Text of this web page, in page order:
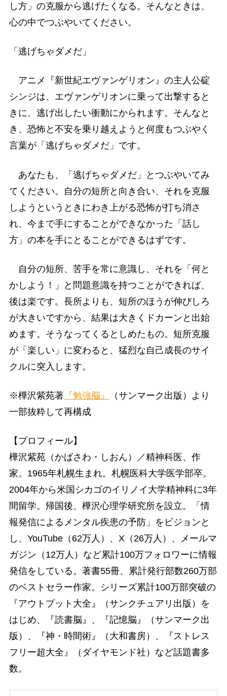
し方」の克服から逃げたくなる。そんなときは、
心の中でつぶやいてください。
「逃げちゃダメだ」
アニメ『新世紀エヴァンゲリオン』の主人公碇
シンジは、エヴァンゲリオンに乗って出撃すると
きに、逃げ出したい衝動にかられます。そんなと
き、恐怖と不安を乗り越えようと何度もつぶやく
言葉が「逃げちゃダメだ」です。
あなたも、「逃げちゃダメだ」とつぶやいてみ
てください。自分の短所と向き合い、それを克服
しようというときにわき上がる恐怖が打ち消さ
れ、今まで手にすることができなかった「話し
方」の本を手にとることができるはずです。
自分の短所、苦手を常に意識し、それを「何と
かしよう！」と問題意識を持つことができれば、
後は楽です。長所よりも、短所のほうが伸びしろ
が大きいですから、結果は大きくドカーンと出始
めます。そうなってくるとしめたもの。短所克服
が「楽しい」に変わると、猛烈な自己成長のサイ
クルに突入します。
※樺沢紫苑著『勉強脳』
（サンマーク出版）より
一部抜粋して再構成
【プロフィール】
樺沢紫苑（かばさわ・しおん）／精神科医、作
家。1965年札幌生まれ。札幌医科大学医学部卒。
2004年から米国シカゴのイリノイ大学精神科に3年
間留学。帰国後、樺沢心理学研究所を設立。「情
報発信によるメンタル疾患の予防」をビジョンと
し、YouTube（62万人）、X（26万人）、メールマ
ガジン（12万人）など累計100万フォロワーに情報
発信をしている。著書55冊、累計発行部数260万部
のベストセラー作家。シリーズ累計100万部突破の
『アウトプット大全』（サンクチュアリ出版）を
はじめ、『読書脳』、『記憶脳』（サンマーク出
版）、『神・時間術』（大和書房）、『ストレス
フリー超大全』（ダイヤモンド社）など話題書多
数。